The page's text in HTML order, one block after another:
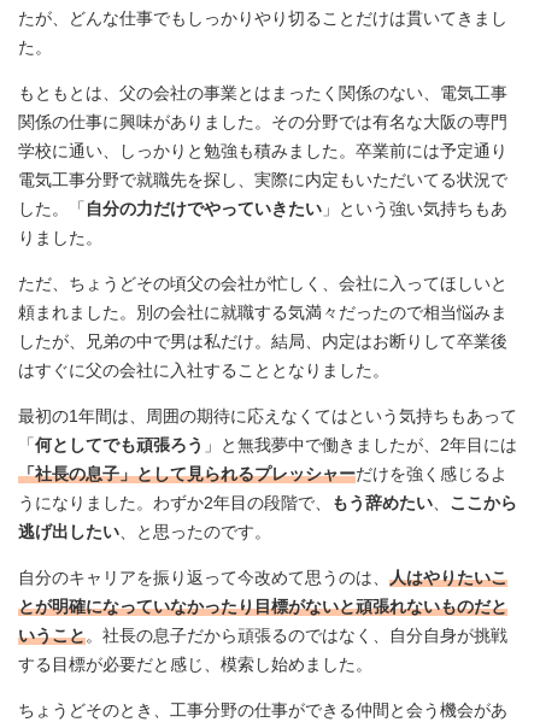
たが、どんな仕事でもしっかりやり切ることだけは貫いてきまし
た。
もともとは、父の会社の事業とはまったく関係のない、電気工事
関係の仕事に興味がありました。その分野では有名な大阪の専門
学校に通い、しっかりと勉強も積みました。卒業前には予定通り
電気工事分野で就職先を探し、実際に内定もいただいてる状況で
した。「 自分の力だけでやっていきたい 」という強い気持ちもあ
りました。
ただ、ちょうどその頃父の会社が忙しく、会社に入ってほしいと
頼まれました。別の会社に就職する気満々だったので相当悩みま
したが、兄弟の中で男は私だけ。結局、内定はお断りして卒業後
はすぐに父の会社に入社することとなりました。
最初の1年間は、周囲の期待に応えなくてはという気持ちもあって
「何としてでも頑張ろう 」と無我夢中で働きましたが、2年目には
「社長の息子」として見られるプレッシャーだけを強く感じるよ
うになりました。わずか2年目の段階で、
もう辞めたい
ここから
逃げ出したい 、と思ったのです。
自分のキャリアを振り返って今改めて思うのは、 人はやりたいこ
とが明確になっていなかったり目標がないと頑張れないものだと
いうこと。社長の息子だから頑張るのではなく、自分自身が挑戦
する目標が必要だと感じ、模索し始めました。
ちょうどそのとき、工事分野の仕事ができる仲間と会う機会があ